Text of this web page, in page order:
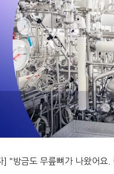
] "방금도 무릎뼈가 나왔어요.